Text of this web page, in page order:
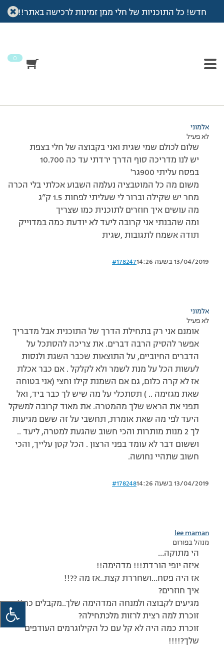
חדש! כל התוכניות של חלי ממן זמינות לרכישה באתר!!
0
עמוד הבית >דיונים>פורום >חדשה בפורום
מוצגות 3 תגובות – 1 עד 3 (מתוך 3 סה״כ)
אלמוני
לא פעיל
שלום לכולם שמי שגית ואני בקבוצה של חלי בצפת
יש לנו מדריכה סוף הדרך ירדתי עד כה 10.700
בפסח עליתי 900גר'
משום מה כל המוטבציה נעלמה השבוע אכלתי בלי הכרה
מחר יש שקילה וברור לי שעליתי לפחות 1.5 ק”ג
מה עושים איך חוזרים לתוכנית כמו שצריך
ומה שהבנתי אני קרובה ליעד לא יודעת כמה במדוייק
תודה אשמח לתגובות ,שגית
13/04/2019 בשעה 14:26 #178247
אלמוני
לא פעיל
אומנם אני רק בתחילת הדרך של התוכנית אבל מדבריך
אפשר להסיק הרבה דברים. את צריכה להסתכל על
הדברים החיוביים, על התוצאות שכבר השגת ולנסות
לעשות הכל על מנת לשמר ולא לקלקל . אם כבר אכלת
אז לא קרה כלום, גם אם השמנת קילו וחצי (אני בטוחה
שאת מגזימה .. ) תסתכלי על מה שיש לך כבר ביד, ואל
תפני את הראש שלך מהמטרה. את מאוד קרובה למשקל
היעד לפי מה שאת אומרת, תחשבי על זה ששם מגיעות
לך 2 מנות מותרות והכי חשוב שהגעת למטרה, ליעד ..
וששום דבר לא עומד בפני הרצון . הכל קטן עלייך, והכי
חשוב שתהיי נחושה.
13/04/2019 בשעה 14:26 #178248
lee maman
מנהל בפורום
הי מתוקה…
איזה יופי הורדת!!! מדהימה!!
אז היה פסח…ושחררת קצת..אז מה ??!!
איך חוזרים?
מגיעים לקבוצה ולמנחה המדהימה שלך..מקבלים כח!!
זוכרת למה רצית לרזות מלכתחילה?
זוכרת כמה היה לא קל עם כל הקילוגרמים העודפים
שלך?!!!!